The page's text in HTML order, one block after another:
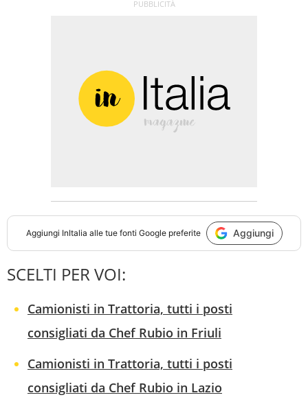
Aggiungi InItalia alle tue fonti Google preferite Aggiungi
SCELTI PER VOI:
Camionisti in Trattoria, tutti i posti
consigliati da Chef Rubio in Friuli
Camionisti in Trattoria, tutti i posti
consigliati da Chef Rubio in Lazio